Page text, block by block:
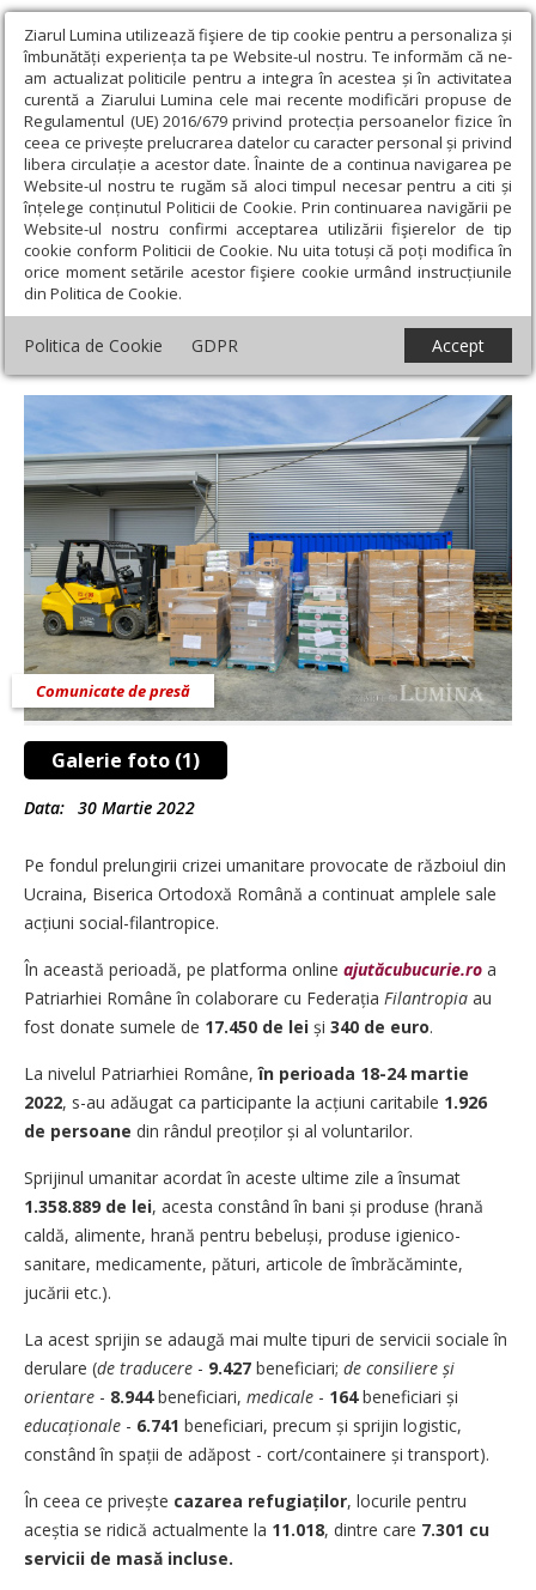
Ziarul Lumina utilizează fişiere de tip cookie pentru a personaliza și
îmbunătăți experiența ta pe Website-ul nostru. Te informăm că ne-
am actualizat politicile pentru a integra în acestea și în activitatea
curentă a Ziarului Lumina cele mai recente modificări propuse de
Regulamentul (UE) 2016/679 privind protecția persoanelor fizice în
ceea ce privește prelucrarea datelor cu caracter personal și privind
libera circulație a acestor date. Înainte de a continua navigarea pe
Website-ul nostru te rugăm să aloci timpul necesar pentru a citi și
înțelege conținutul Politicii de Cookie. Prin continuarea navigării pe
Website-ul nostru confirmi acceptarea utilizării fişierelor de tip
cookie conform Politicii de Cookie. Nu uita totuși că poți modifica în
orice moment setările acestor fişiere cookie urmând instrucțiunile
din Politica de Cookie.
Politica de Cookie GDPR Accept
Ziarul Lumina › Actualitate religioasă › Comunicate de presă ›
Ajutorul umanitar al Bisericii Ortodoxe Române pentru victimele
războiului din Ucraina în perioada 18-24 martie 2022
Ajutorul umanitar al Bisericii Ortodoxe
Române pentru victimele războiului din
Ucraina în perioada 18-24 martie 2022
Galerie foto (1)
Comunicate de presă
Data: 30 Martie 2022
Pe fondul prelungirii crizei umanitare provocate de războiul din
Ucraina, Biserica Ortodoxă Română a continuat amplele sale
acțiuni social-filantropice.
În această perioadă, pe platforma online ajutăcubucurie.ro a
Patriarhiei Române în colaborare cu Federația Filantropia au
fost donate sumele de 17.450 de lei și 340 de euro.
La nivelul Patriarhiei Române,în perioada 18-24 martie
2022, s-au adăugat ca participante la acțiuni caritabile 1.926
de persoane din rândul preoților și al voluntarilor.
Sprijinul umanitar acordat în aceste ultime zile a însumat
1.358.889 de lei, acesta constând în bani și produse (hrană
caldă, alimente, hrană pentru bebeluși, produse igienico-
sanitare, medicamente, pături, articole de îmbrăcăminte,
jucării etc.).
La acest sprijin se adaugă mai multe tipuri de servicii sociale în
derulare (de traducere - 9.427 beneficiari; de consiliere și
orientare - 8.944beneficiari, medicale - 164beneficiari și
educaționale - 6.741 beneficiari, precum și sprijin logistic,
constând în spații de adăpost - cort/containere și transport).
În ceea ce privește cazarea refugiaților, locurile pentru
aceștia se ridică actualmente la 11.018, dintre care 7.301 cu
servicii de masă incluse.